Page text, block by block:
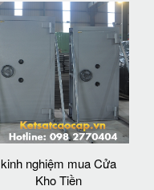
kinh nghiệm mua Cửa
Kho Tiền